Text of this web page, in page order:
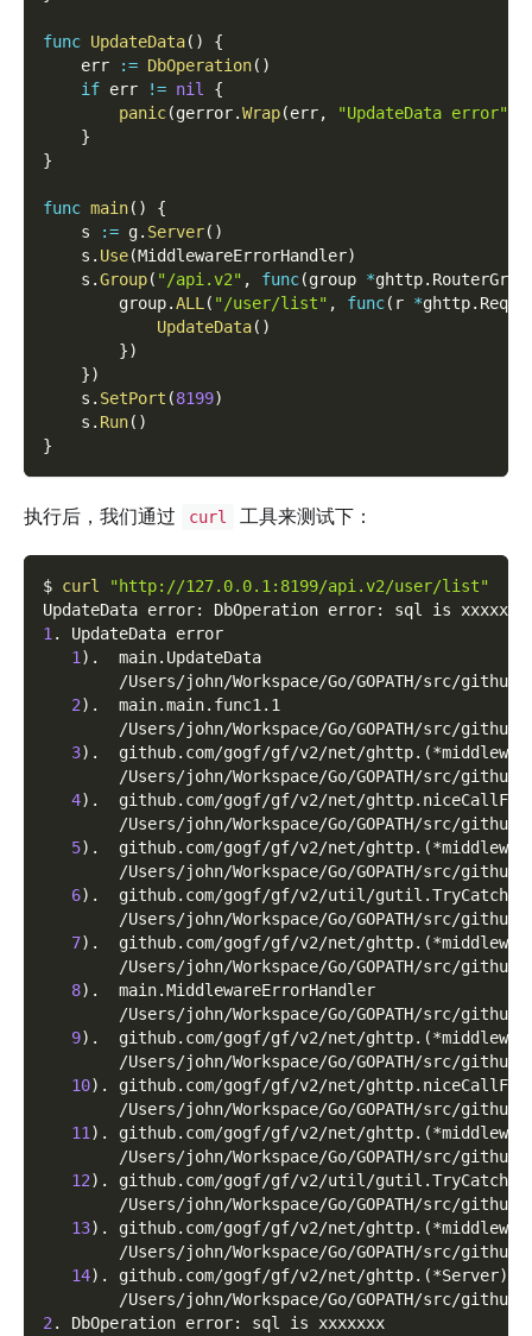
func UpdateData( )
{
    err
:= DbOperation( )
if err != nil
{
panic(gerror.Wrap(err, "UpdateData error"
}
}
func main( )
{
    s
:= g. Server( )
    s
. Use(MiddlewareErrorHandler)
    s
.Group( "/api.v2" , func(group *ghttp.
        group
.ALL ( "/user/list" , func( r *ghttp.
UpdateData( )
})
})
    s
. SetPort (8199)
    s
. Run( )
}
执行后，我们通过 curl 工具来测试下：
$ curl
"http://127.0.0.1:8199/api.v2/user/list"
UpdateData error: DbOperation error: sql is xxxxxxx
1 . UpdateData error
1 ) .  main.UpdateData
/Users/john/Workspace/Go/GOPATH/src/
2) .  main.main.func1.1
/Users/john/Workspace/Go/GOPATH/src/
3) .  github.com/gogf/gf/v2/net/ghttp. (
/Users/john/Workspace/Go/GOPATH/src/
4) .  github.com/gogf/gf/v2/net/
/Users/john/Workspace/Go/GOPATH/src/
5) .  github.com/gogf/gf/v2/net/ghttp. (
/Users/john/Workspace/Go/GOPATH/src/
6) .  github.com/gogf/gf/v2/util/gutil.TryCatch
/Users/john/Workspace/Go/GOPATH/src/
7) .  github.com/gogf/gf/v2/net/ghttp. (
/Users/john/Workspace/Go/GOPATH/src/
8) .  main.MiddlewareErrorHandler
/Users/john/Workspace/Go/GOPATH/src/
9) .  github.com/gogf/gf/v2/net/ghttp. (
/Users/john/Workspace/Go/GOPATH/src/
10) . github.com/gogf/gf/v2/net/
/Users/john/Workspace/Go/GOPATH/src/
11 ) . github.com/gogf/gf/v2/net/ghttp. (
/Users/john/Workspace/Go/GOPATH/src/
12) . github.com/gogf/gf/v2/util/gutil.TryCatch
/Users/john/Workspace/Go/GOPATH/src/
13) . github.com/gogf/gf/v2/net/ghttp. (
/Users/john/Workspace/Go/GOPATH/src/
14) . github.com/gogf/gf/v2/net/ghttp. (*Server)
/Users/john/Workspace/Go/GOPATH/src/
2 . DbOperation error: sql is xxxxxxx